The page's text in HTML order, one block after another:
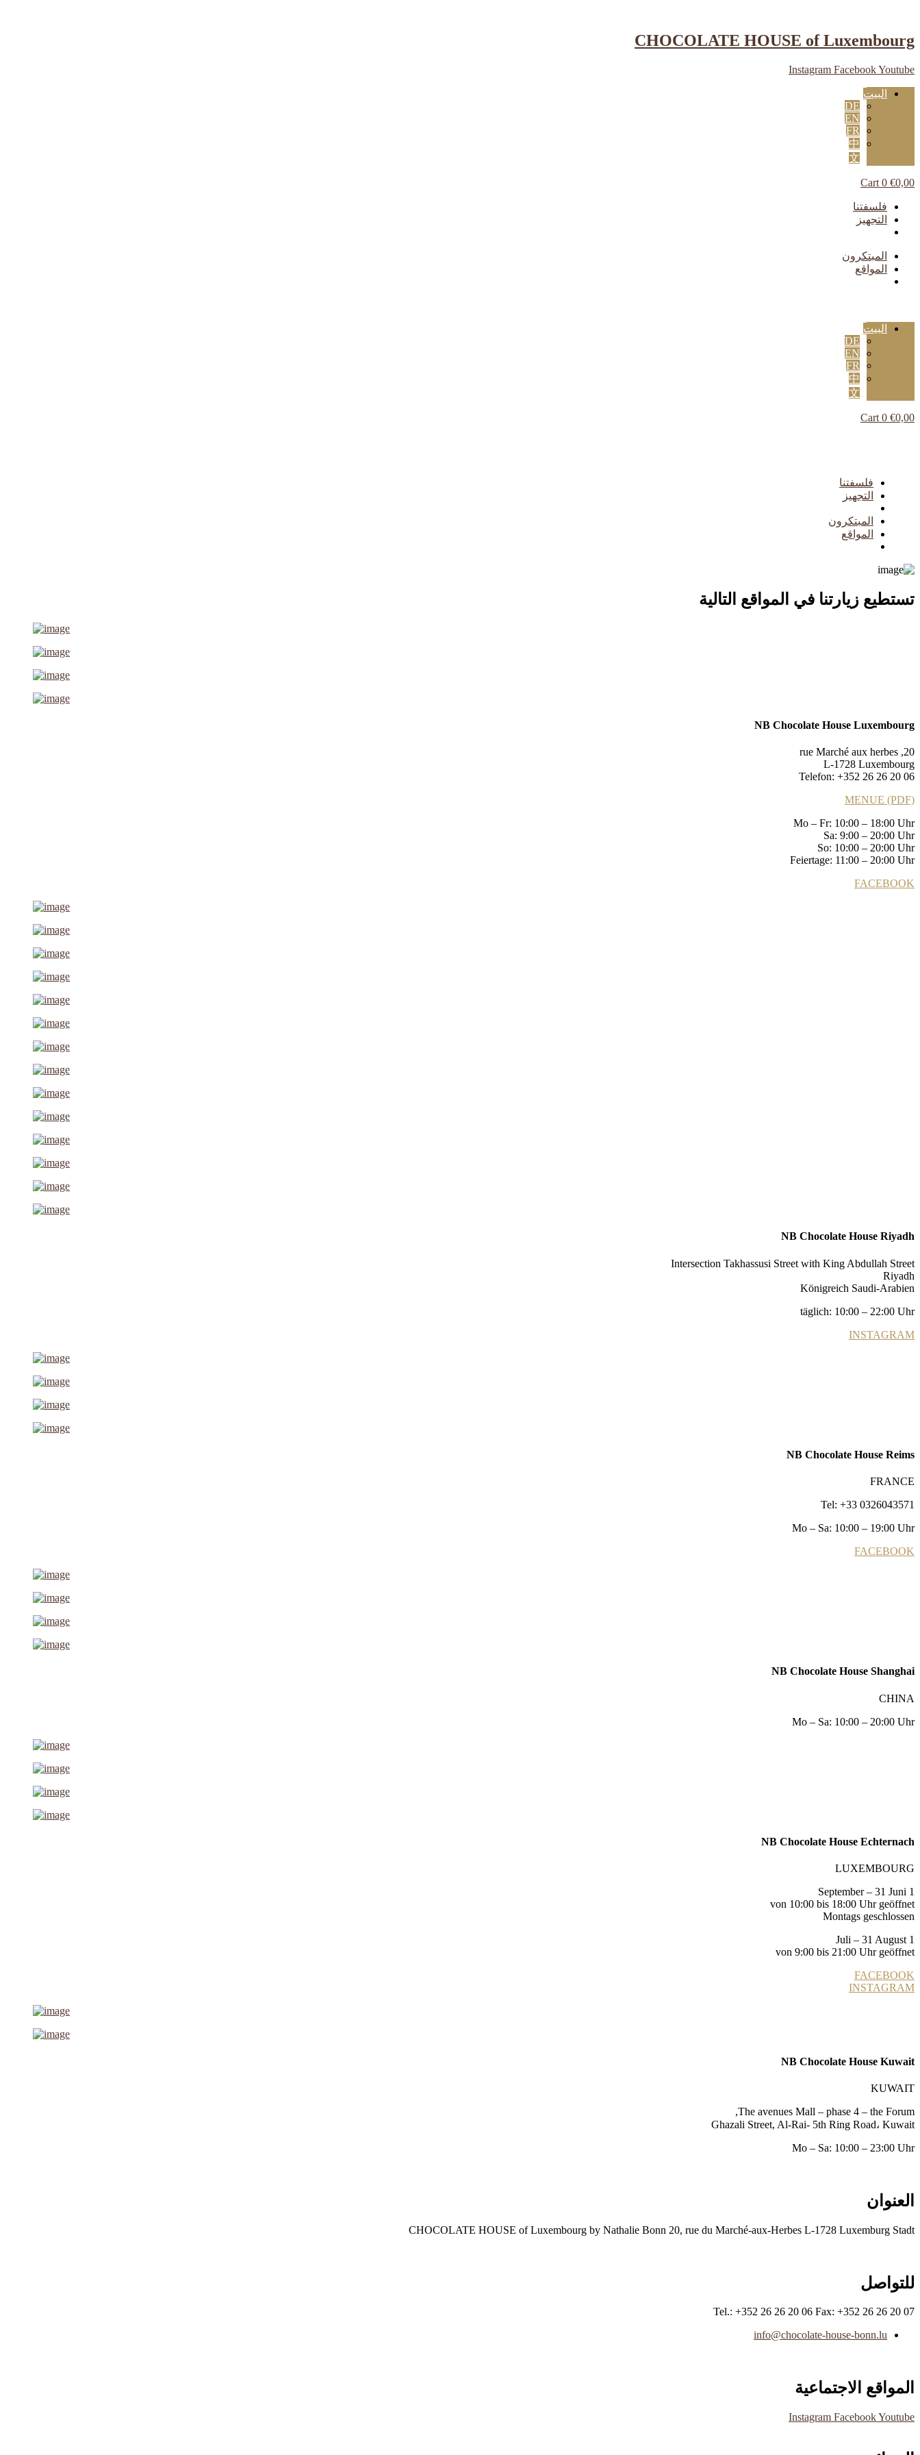
content
CHOCOLATE HOUSE of Luxembourg
Instagram FacebookYoutube
البيت
DE
EN
FR
中
文
€0,00
0
Cart
Main
Menu
فلسفتنا
التجهيز
Main
Menu
المبتكرون
المواقع
البيت
DE
EN
FR
中
文
€0,00
0
Cart
فلسفتنا
التجهيز
المبتكرون
المواقع
تستطيع زيارتنا في المواقع التالية
NB Chocolate House Luxembourg
20, rue Marché aux herbes
L-1728 Luxembourg
Telefon: +352 26 26 20 06
MENUE (PDF)
Mo – Fr: 10:00 – 18:00 Uhr
Sa: 9:00 – 20:00 Uhr
So: 10:00 – 20:00 Uhr
Feiertage: 11:00 – 20:00 Uhr
FACEBOOK
NB Chocolate House Riyadh
Intersection Takhassusi Street with King Abdullah Street
Riyadh
Königreich Saudi-Arabien
täglich: 10:00 – 22:00 Uhr
INSTAGRAM
NB Chocolate House Reims
FRANCE
Tel: +33 0326043571
Mo – Sa: 10:00 – 19:00 Uhr
FACEBOOK
NB Chocolate House Shanghai
CHINA
Mo – Sa: 10:00 – 20:00 Uhr
NB Chocolate House Echternach
LUXEMBOURG
1 September – 31 Juni
von 10:00 bis 18:00 Uhr geöffnet
Montags geschlossen
1 Juli – 31 August
von 9:00 bis 21:00 Uhr geöffnet
FACEBOOK
INSTAGRAM
NB Chocolate House Kuwait
KUWAIT
The avenues Mall – phase 4 – the Forum,
Ghazali Street, Al-Rai- 5th Ring Road، Kuwait
Mo – Sa: 10:00 – 23:00 Uhr
العنوان
CHOCOLATE HOUSE of Luxembourg by Nathalie Bonn 20, rue du Marché-aux-Herbes L-1728 Luxemburg Stadt
للتواصل
Tel.: +352 26 26 20 06 Fax: +352 26 26 20 07
info@chocolate-house-bonn.lu
المواقع الاجتماعية
Instagram FacebookYoutube